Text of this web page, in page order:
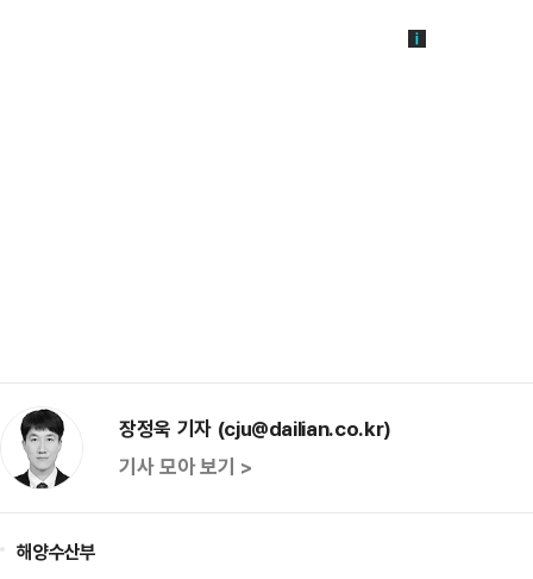
장정욱 기자 (cju@dailian.co.kr)
기사 모아 보기 >
해양수산부